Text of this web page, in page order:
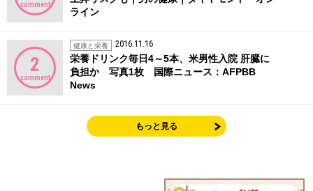
comment
ライン
2
comment
健康と栄養 2016.11.16
栄養ドリンク毎日4～5本、米男性入院 肝臓に
負担か 写真1枚 国際ニュース：AFPBB
News
もっと見る